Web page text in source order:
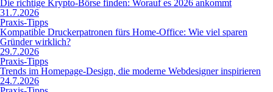
Die richtige Krypto-Börse finden: Worauf es 2026 ankommt
31.7.2026
Praxis-Tipps
Kompatible Druckerpatronen fürs Home-Office: Wie viel sparen
Gründer wirklich?
29.7.2026
Praxis-Tipps
Trends im Homepage-Design, die moderne Webdesigner inspirieren
24.7.2026